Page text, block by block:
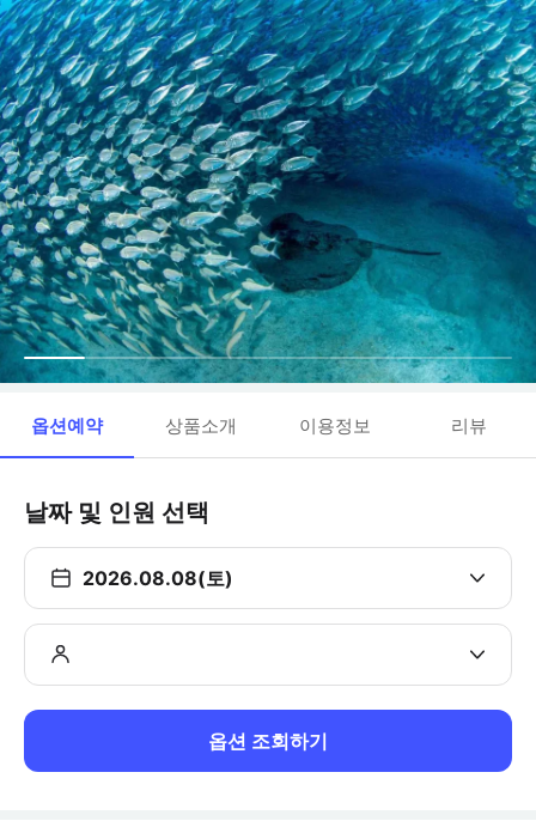
옵션예약 상품소개 이용정보 리뷰
날짜 및 인원 선택
2026.08.08(토)
옵션 조회하기